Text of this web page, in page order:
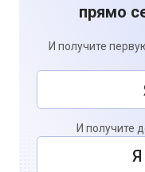
прямо
И получите
И получите